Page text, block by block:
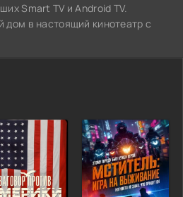
Smart TV и Android TV.
дом в настоящий кинотеатр с